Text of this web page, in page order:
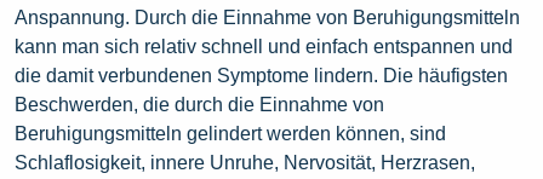
Anspannung. Durch die Einnahme von Beruhigungsmitteln
kann man sich relativ schnell und einfach entspannen und
die damit verbundenen Symptome lindern. Die häufigsten
Beschwerden, die durch die Einnahme von
Beruhigungsmitteln gelindert werden können, sind
Schlaflosigkeit, innere Unruhe, Nervosität, Herzrasen,